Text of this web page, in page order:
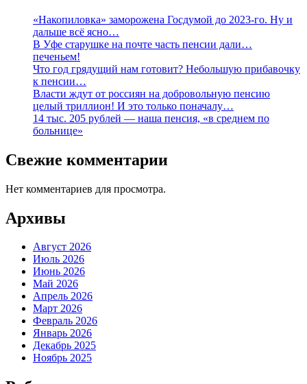
«Накопиловка» заморожена Госдумой до 2023-го. Ну и
дальше всё ясно…
В Уфе старушке на почте часть пенсии дали…
печеньем!
Что год грядущий нам готовит? Небольшую прибавочку
к пенсии…
Власти ждут от россиян на добровольную пенсию
целый триллион! И это только поначалу…
14 тыс. 205 рублей — наша пенсия, «в среднем по
больнице»
Свежие комментарии
Нет комментариев для просмотра.
Архивы
Август 2026
Июль 2026
Июнь 2026
Май 2026
Апрель 2026
Март 2026
Февраль 2026
Январь 2026
Декабрь 2025
Ноябрь 2025